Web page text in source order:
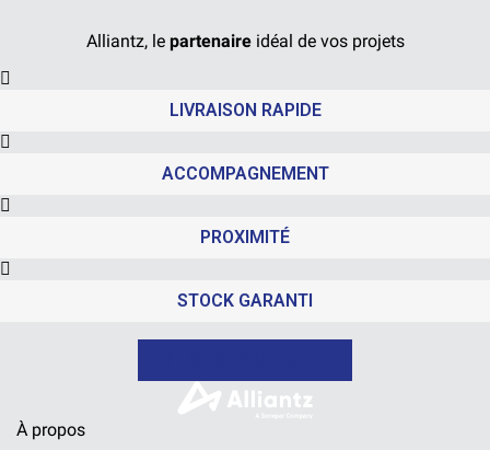
Alliantz, le partenaireidéal de vos projets
LIVRAISON RAPIDE
ACCOMPAGNEMENT
PROXIMITÉ
STOCK GARANTI
À propos